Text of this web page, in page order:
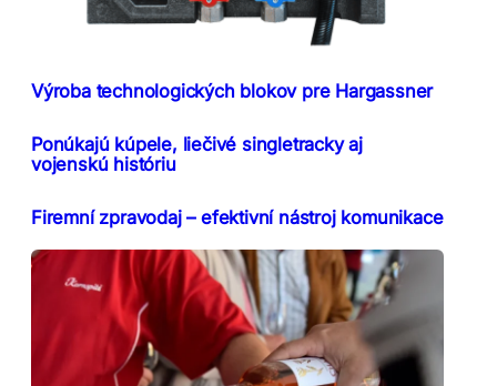
Výroba technologických blokov pre Hargassner
Ponúkajú kúpele, liečivé singletracky aj
vojenskú históriu
Firemní zpravodaj – efektivní nástroj komunikace